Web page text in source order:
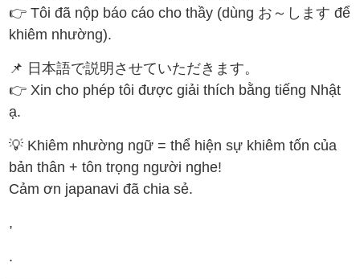
👉 Tôi đã nộp báo cáo cho thầy (dùng お～します để
khiêm nhường).
📌 日本語で説明させていただきます。
👉 Xin cho phép tôi được giải thích bằng tiếng Nhật
ạ.
💡 Khiêm nhường ngữ = thể hiện sự khiêm tốn của
bản thân + tôn trọng người nghe!
Cảm ơn japanavi đã chia sẻ.
,
.